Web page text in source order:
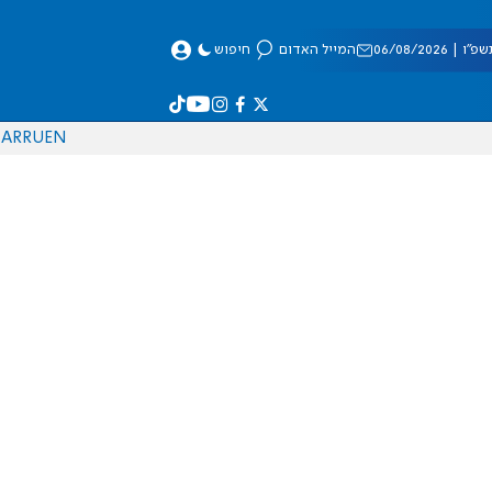
08/2026 המייל האדום חיפוש
EN
RU
AR